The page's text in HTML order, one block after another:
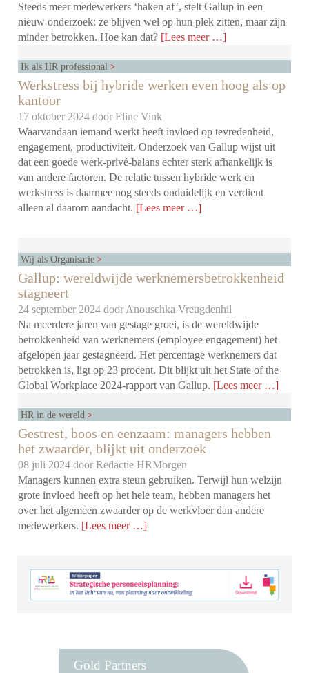
Steeds meer medewerkers ‘haken af’, stelt Gallup in een
nieuw onderzoek: ze blijven wel op hun plek zitten, maar zijn
minder betrokken. Hoe kan dat? [Lees meer …]
Ik als HR professional
Werkstress bij hybride werken even hoog als op
kantoor
17 oktober 2024 doorEline Vink
Waarvandaan iemand werkt heeft invloed op tevredenheid,
engagement, productiviteit. Onderzoek van Gallup wijst uit
dat een goede werk-privé-balans echter sterk afhankelijk is
van andere factoren. De relatie tussen hybride werk en
werkstress is daarmee nog steeds onduidelijk en verdient
alleen al daarom aandacht. [Lees meer …]
Wij als Organisatie
Gallup: wereldwijde werknemersbetrokkenheid
stagneert
24 september 2024 doorAnouschka Vreugdenhil
Na meerdere jaren van gestage groei, is de wereldwijde
betrokkenheid van werknemers (employee engagement) het
afgelopen jaar gestagneerd. Het percentage werknemers dat
betrokken is, ligt op 23 procent. Dit blijkt uit het State of the
Global Workplace 2024-rapport van Gallup. [Lees meer …]
HR in de wereld
Gestrest, boos en eenzaam: managers hebben
het zwaarder, blijkt uit onderzoek
08 juli 2024 doorRedactie HRMorgen
Managers kunnen extra steun gebruiken. Terwijl hun welzijn
grote invloed heeft op het hele team, hebben managers het
over het algemeen zwaarder op de werkvloer dan andere
medewerkers. [Lees meer …]
Gold Partners